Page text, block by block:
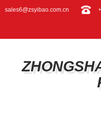
sales6@zsyibao.com.cn